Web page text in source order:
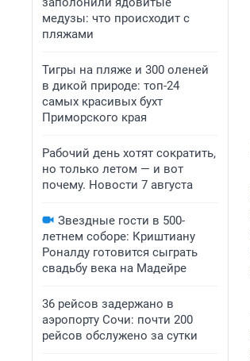
медузы: что происходит с
пляжами
Тигры на пляже и 300 оленей
в дикой природе: топ-24
самых красивых бухт
Приморского края
Рабочий день хотят сократить,
но только летом — и вот
почему. Новости 7 августа
Звездные гости в 500-
летнем соборе: Криштиану
Роналду готовится сыграть
свадьбу века на Мадейре
36 рейсов задержано в
аэропорту Сочи: почти 200
рейсов обслужено за сутки